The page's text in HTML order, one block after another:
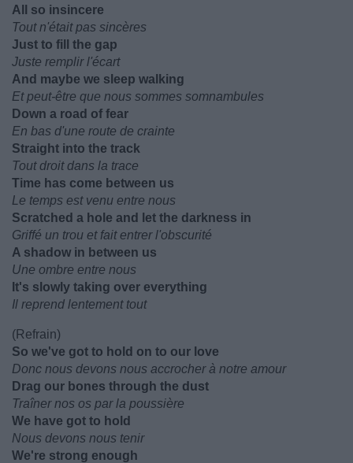
All so insincere
Tout n'était pas sincères
Just to fill the gap
Juste remplir l'écart
And maybe we sleep walking
Et peut-être que nous sommes somnambules
Down a road of fear
En bas d'une route de crainte
Straight into the track
Tout droit dans la trace
Time has come between us
Le temps est venu entre nous
Scratched a hole and let the darkness in
Griffé un trou et fait entrer l'obscurité
A shadow in between us
Une ombre entre nous
It's slowly taking over everything
Il reprend lentement tout
(Refrain)
So we've got to hold on to our love
Donc nous devons nous accrocher à notre amour
Drag our bones through the dust
Traîner nos os par la poussière
We have got to hold
Nous devons nous tenir
We're strong enough